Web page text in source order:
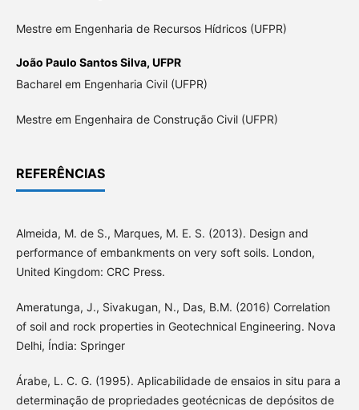
Mestre em Engenharia de Recursos Hídricos (UFPR)
João Paulo Santos Silva, UFPR
Bacharel em Engenharia Civil (UFPR)
Mestre em Engenhaira de Construção Civil (UFPR)
REFERÊNCIAS
Almeida, M. de S., Marques, M. E. S. (2013). Design and
performance of embankments on very soft soils. London,
United Kingdom: CRC Press.
Ameratunga, J., Sivakugan, N., Das, B.M. (2016) Correlation
of soil and rock properties in Geotechnical Engineering. Nova
Delhi, Índia: Springer
Árabe, L. C. G. (1995). Aplicabilidade de ensaios in situ para a
determinação de propriedades geotécnicas de depósitos de